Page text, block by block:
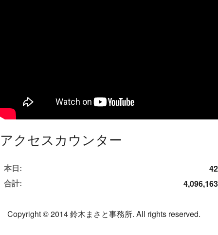
アクセスカウンター
本日:
42
合計:
4,096,163
Copyright © 2014 鈴木まさと事務所. All rights reserved.